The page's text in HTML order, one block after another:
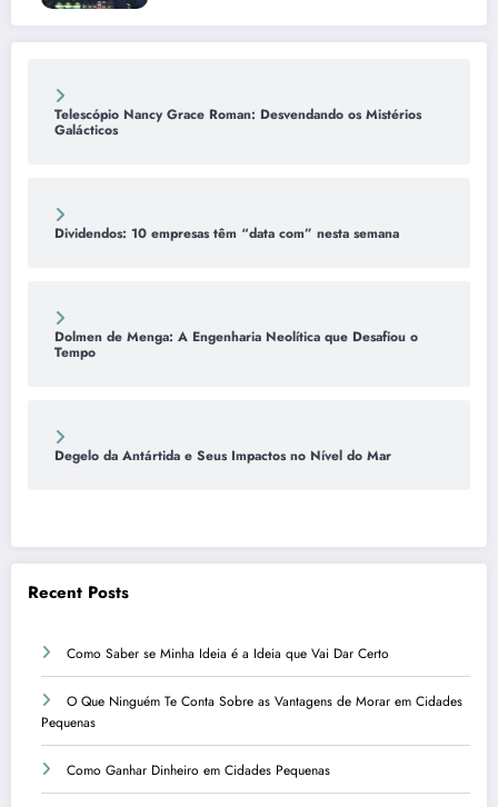
Telescópio Nancy Grace Roman: Desvendando os Mistérios
Galácticos
Dividendos: 10 empresas têm “data com” nesta semana
Dolmen de Menga: A Engenharia Neolítica que Desafiou o
Tempo
Degelo da Antártida e Seus Impactos no Nível do Mar
Recent Posts
Como Saber se Minha Ideia é a Ideia que Vai Dar Certo
O Que Ninguém Te Conta Sobre as Vantagens de Morar em Cidades
Pequenas
Como Ganhar Dinheiro em Cidades Pequenas